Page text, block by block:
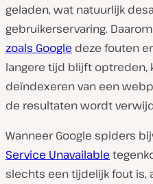
geladen, wat natuurlijk
gebruikerservaring.
zoals Google deze fouten
langere tijd blijft optreden,
deïndexeren van een
de resultaten wordt
Wanneer Google spiders
Service Unavailable
slechts een tijdelijk fout is,